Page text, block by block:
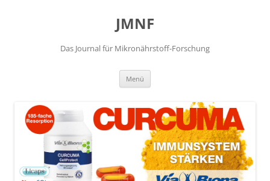
JMNF
Das Journal für Mikronährstoff-Forschung
Menü